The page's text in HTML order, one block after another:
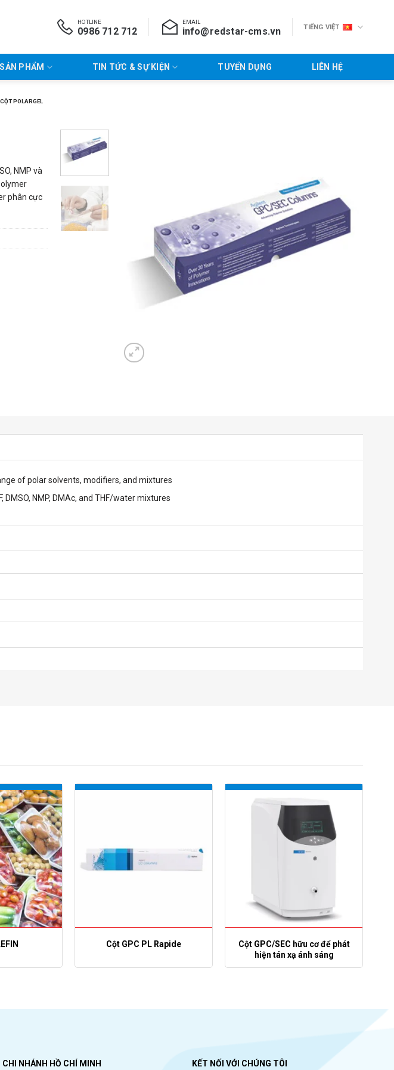
HOTLINE
0986 712 712
EMAIL
info@redstar-cms.vn TIẾNG VIỆT
SẢN PHẨM TIN TỨC & SỰ KIỆN TUYỂN DỤNG LIÊN HỆ
CỘT POLARGEL
NMP và
phân cực
of polar solvents, modifiers, and mixtures
NMP, DMAc, and THF/water mixtures
Cột GPC PL Rapide
Cột GPC/SEC hữu cơ để phát
hiện tán xạ ánh sáng
CHI NHÁNH HỒ CHÍ MINH KẾT NỐI VỚI CHÚNG TÔI